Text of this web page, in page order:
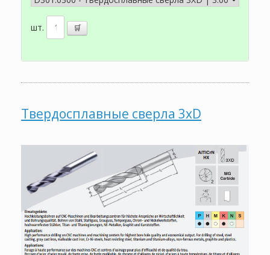
шт.
Твердосплавные сверла 3xD